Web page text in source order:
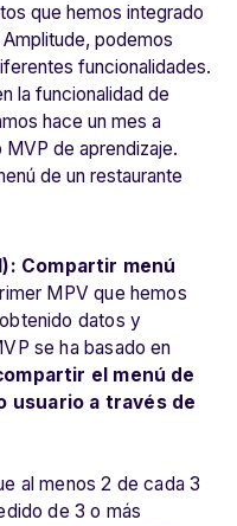
que hemos integrado
podemos
funcionalidades.
la funcionalidad de
hace un mes a
de aprendizaje.
de un restaurante
Compartir menú
MPV que hemos
datos y
se ha basado en
el menú de
usuario a través de
al menos 2 de cada 3
de 3 o más